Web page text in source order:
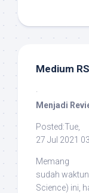
Medium
·
Menjadi
Posted:Tue,
27 Jul 2021
Memang
sudah
Science) ini,